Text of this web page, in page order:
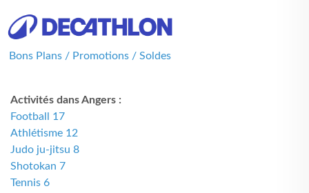
Bons Plans / Promotions / Soldes
Activités dans Angers :
Football 17
Athlétisme 12
Judo ju-jitsu 8
Shotokan 7
Tennis 6